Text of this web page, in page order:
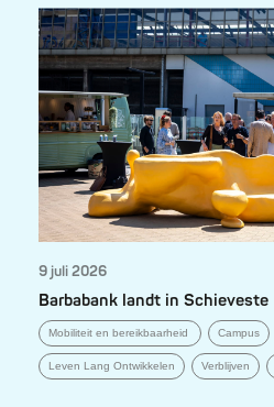
9 juli 2026
Barbabank landt in Schieveste
Mobiliteit en bereikbaarheid Campus
Leven Lang Ontwikkelen Verblijven